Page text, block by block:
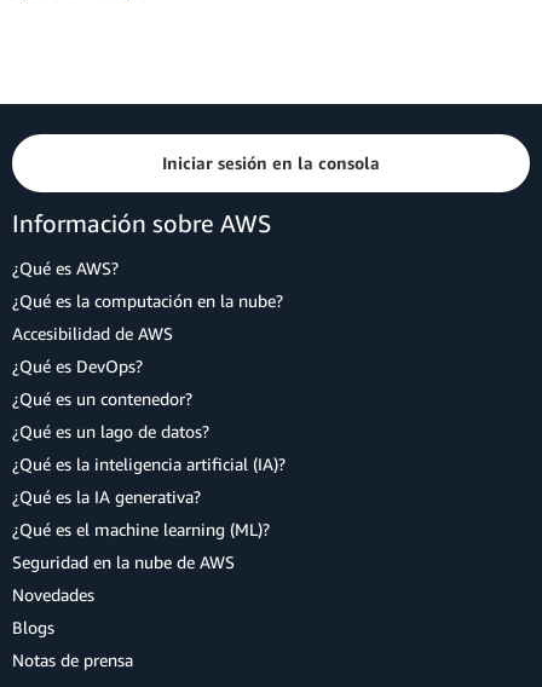
Iniciar sesión en la consola
Información sobre AWS
¿Qué es AWS?
¿Qué es la computación en la nube?
Accesibilidad de AWS
¿Qué es DevOps?
¿Qué es un contenedor?
¿Qué es un lago de datos?
¿Qué es la inteligencia artificial (IA)?
¿Qué es la IA generativa?
¿Qué es el machine learning (ML)?
Seguridad en la nube de AWS
Novedades
Blogs
Notas de prensa